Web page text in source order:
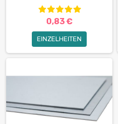
0,83 €
EINZELHEITEN